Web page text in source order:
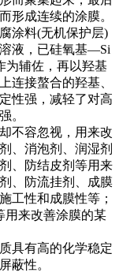
形成连续的涂膜。
涂料(无机保护层)
液，已硅氧基—Si
辅佐，再以羟基
连接螯合的羟基、
性强，减轻了对高
。
不容忽视，用来改
、消泡剂、润湿剂
、防结皮剂等用来
、防流挂剂、成膜
工性和成膜性等；
用来改善涂膜的某
具有高的化学稳定
蔽性。